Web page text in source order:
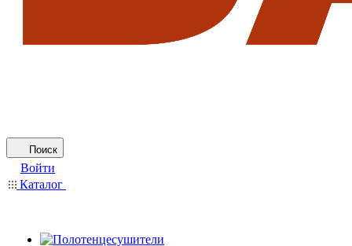
Поиск
Войти
Каталог